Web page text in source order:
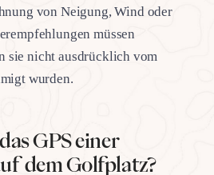
von Neigung, Wind oder
müssen
sie nicht ausdrücklich vom
wurden.
GPS einer
dem Golfplatz?